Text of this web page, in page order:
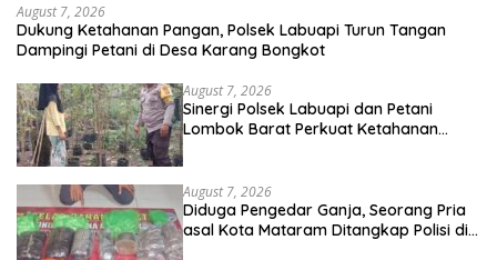
August 7, 2026
Dukung Ketahanan Pangan, Polsek Labuapi Turun Tangan
Dampingi Petani di Desa Karang Bongkot
August 7, 2026
Sinergi Polsek Labuapi dan Petani
Lombok Barat Perkuat Ketahanan
August 7, 2026
Diduga Pengedar Ganja, Seorang Pria
asal Kota Mataram Ditangkap Polisi di